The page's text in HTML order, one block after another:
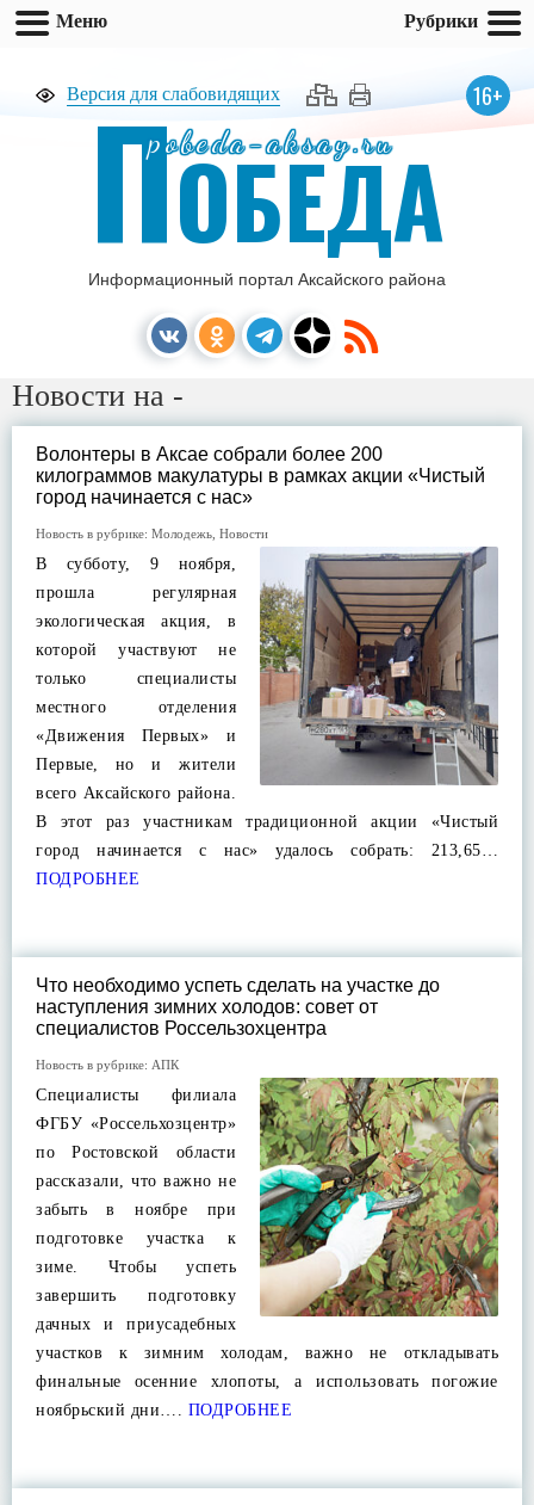
Версия для слабовидящих 16+
pobeda-aksay.ru
ПОБЕДА
Информационный портал Аксайского района
Новости на -
Волонтеры в Аксае собрали более 200
килограммов макулатуры в рамках акции «Чистый
город начинается с нас»
Новость в рубрике: Молодежь Новости
В субботу, 9 ноября,
прошла регулярная
экологическая акция, в
которой участвуют не
только специалисты
местного отделения
«Движения Первых» и
Первые, но и жители
всего Аксайского района.
В этот раз участникам традиционной акции «Чистый
город начинается с нас» удалось собрать: 213,65…
ПОДРОБНЕЕ
Что необходимо успеть сделать на участке до
наступления зимних холодов: совет от
специалистов Россельзохцентра
Новость в рубрике: АПК
Специалисты филиала
ФГБУ «Россельхозцентр»
по Ростовской области
рассказали, что важно не
забыть в ноябре при
подготовке участка к
зиме. Чтобы успеть
завершить подготовку
дачных и приусадебных
участков к зимним холодам, важно не откладывать
финальные осенние хлопоты, а использовать погожие
ноябрьский дни…. ПОДРОБНЕЕ
Меню Рубрики